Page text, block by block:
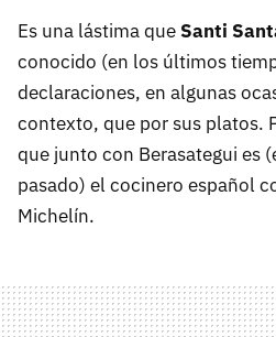
Es una lástima que Santi
conocido (en los últimos
declaraciones, en algunas
contexto, que por sus platos.
que junto con Berasategui es
pasado) el cocinero español
Michelín.